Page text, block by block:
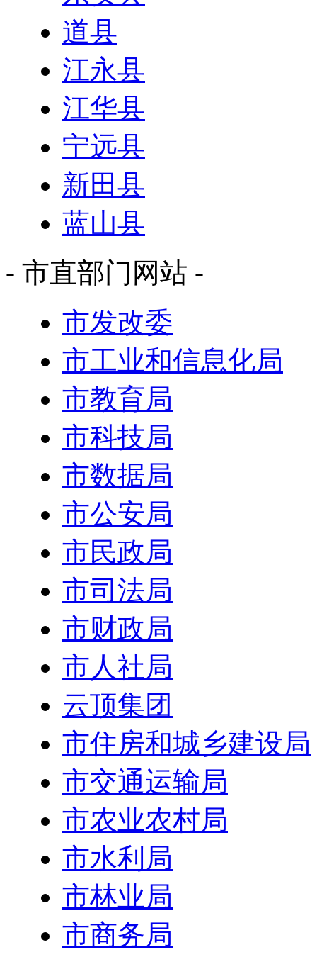
道县
江永县
江华县
宁远县
新田县
蓝山县
- 市直部门网站 -
市发改委
市工业和信息化局
市教育局
市科技局
市数据局
市公安局
市民政局
市司法局
市财政局
市人社局
云顶集团
市住房和城乡建设局
市交通运输局
市农业农村局
市水利局
市林业局
市商务局